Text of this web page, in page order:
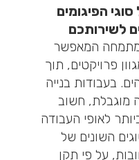
הפיגומים
לשירותכם
מתמחה המאפשר
פרויקטים, תוך
בעבודות בנייה
מוגבלת, חשוב
לאופי העבודה
השונים של
על פי תקן